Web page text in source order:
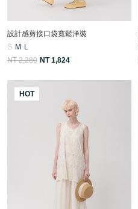
設計感剪接口袋寬鬆洋裝
S M
L
NT 2,280 NT 1,824
HOT